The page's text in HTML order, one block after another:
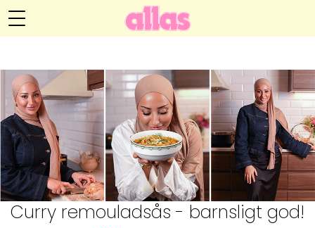
Hälsa
Relationer
Handarbete
Zeinab Amins blogg
Hem
Om Zeinab
Kategorier
Arkiv
Kontakt
Curry remouladsås - barnsligt god!